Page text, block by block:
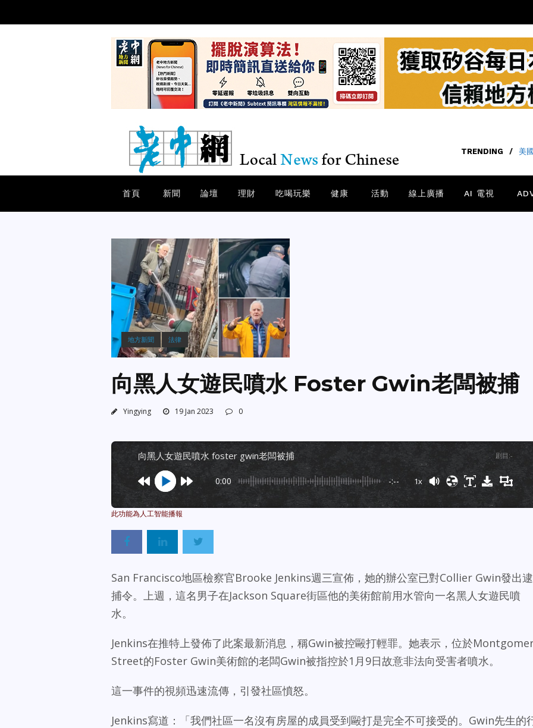
TRENDING / 美
首頁 新聞 論壇 理財 吃喝玩樂 健康 活動 線上廣播 AI 電視
地方新聞 法律
向黑人女遊民噴水 Foster Gwin老闆被捕
Yingying 19 Jan 2023 0
向黑人女遊民噴水 foster gwin老闆被捕 剧目 :-
0:00 -:-- 1x
Powered By
San Francisco地區檢察官Brooke Jenkins週三宣佈，她的辦公室已對Collier Gwin發出逮
捕令。上週，這名男子在Jackson Square街區他的美術館前用水管向一名黑人女遊民噴
水。
Jenkins在推特上發佈了此案最新消息，稱Gwin被控毆打輕罪。她表示，位於
Street的Foster Gwin美術館的老闆Gwin被指控於1月9日故意非法向受害者噴水。
這一事件的視頻迅速流傳，引發社區憤怒。
Jenkins寫道：「我們社區一名沒有房屋的成員受到毆打是完全不可接受的。Gwin先生的